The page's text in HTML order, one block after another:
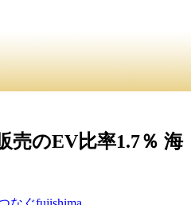
革・ ・組織図・ ・会
売のEV比率1.7％ 海